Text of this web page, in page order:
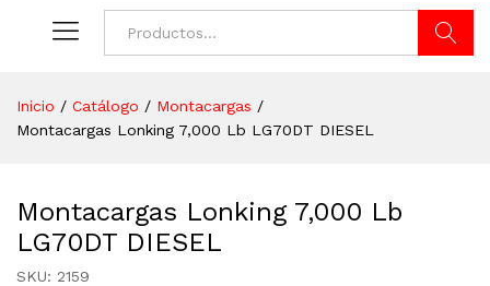
Inicio / Catálogo / Montacargas /
Montacargas Lonking 7,000 Lb LG70DT DIESEL
Montacargas Lonking 7,000 Lb
LG70DT DIESEL
SKU: 2159